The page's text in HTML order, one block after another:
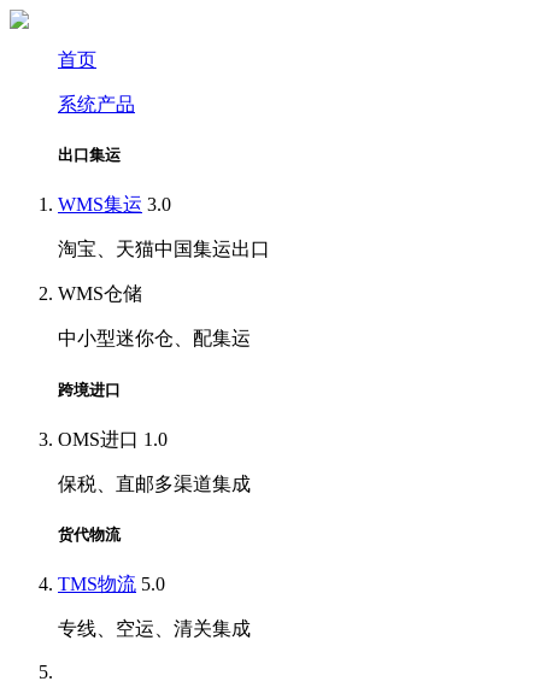
首页
系统产品
出口集运
WMS集运 3.0
淘宝、天猫中国集运出口
WMS仓储
中小型迷你仓、配集运
跨境进口
OMS进口 1.0
保税、直邮多渠道集成
货代物流
TMS物流 5.0
专线、空运、清关集成